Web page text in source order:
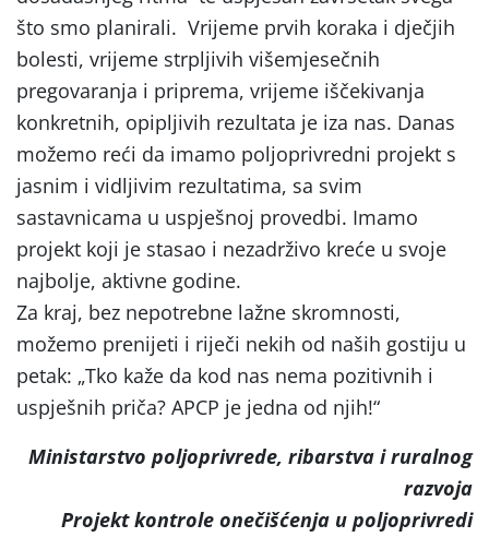
što smo planirali. Vrijeme prvih koraka i dječjih
bolesti, vrijeme strpljivih višemjesečnih
pregovaranja i priprema, vrijeme iščekivanja
konkretnih, opipljivih rezultata je iza nas. Danas
možemo reći da imamo poljoprivredni projekt s
jasnim i vidljivim rezultatima, sa svim
sastavnicama u uspješnoj provedbi. Imamo
projekt koji je stasao i nezadrživo kreće u svoje
najbolje, aktivne godine.
Za kraj, bez nepotrebne lažne skromnosti,
možemo prenijeti i riječi nekih od naših gostiju u
petak: „Tko kaže da kod nas nema pozitivnih i
uspješnih priča? APCP je jedna od njih!“
Ministarstvo poljoprivrede, ribarstva i ruralnog
razvoja
Projekt kontrole onečišćenja u poljoprivredi